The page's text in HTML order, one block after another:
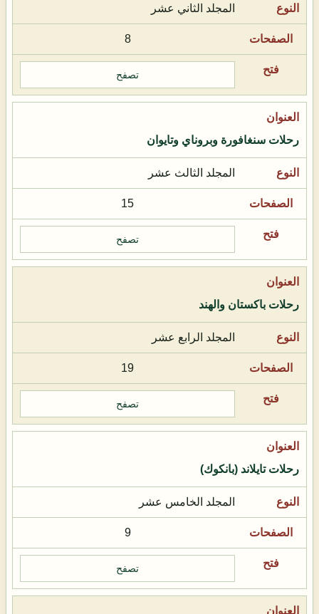
المجلد الثاني عشر
8
تصفح
رحلات سنغافورة وبروناي وتايوان
المجلد الثالث عشر
15
تصفح
رحلات باكستان والهند
المجلد الرابع عشر
19
تصفح
رحلات تايلاند (بانكوك)
المجلد الخامس عشر
9
تصفح